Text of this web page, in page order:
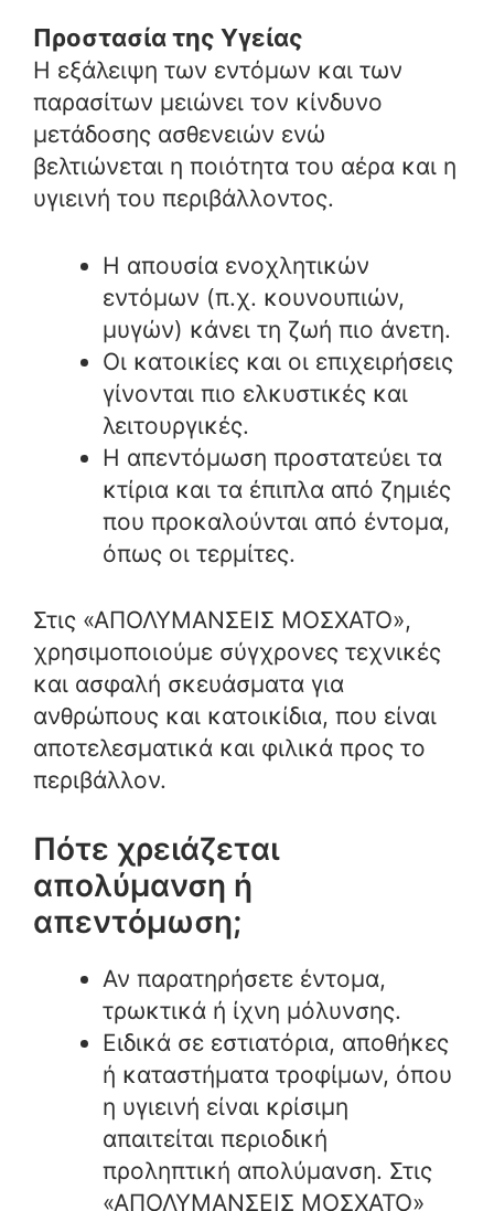
Προστασία της Υγείας
Η εξάλειψη των εντόμων και των
παρασίτων μειώνει τον κίνδυνο
μετάδοσης ασθενειών ενώ
βελτιώνεται η ποιότητα του αέρα και η
υγιεινή του περιβάλλοντος.
Η απουσία ενοχλητικών
εντόμων (π.χ. κουνουπιών,
μυγών) κάνει τη ζωή πιο άνετη.
Οι κατοικίες και οι επιχειρήσεις
γίνονται πιο ελκυστικές και
λειτουργικές.
Η απεντόμωση προστατεύει τα
κτίρια και τα έπιπλα από ζημιές
που προκαλούνται από έντομα,
όπως οι τερμίτες.
Στις «ΑΠΟΛΥΜΑΝΣΕΙΣ ΜΟΣΧΑΤΟ»,
χρησιμοποιούμε σύγχρονες τεχνικές
και ασφαλή σκευάσματα για
ανθρώπους και κατοικίδια, που είναι
αποτελεσματικά και φιλικά προς το
περιβάλλον.
Πότε χρειάζεται
απολύμανση ή
απεντόμωση;
Αν παρατηρήσετε έντομα,
τρωκτικά ή ίχνη μόλυνσης.
Ειδικά σε εστιατόρια, αποθήκες
ή καταστήματα τροφίμων, όπου
η υγιεινή είναι κρίσιμη
απαιτείται περιοδική
προληπτική απολύμανση. Στις
«ΑΠΟΛΥΜΑΝΣΕΙΣ ΜΟΣΧΑΤΟ»